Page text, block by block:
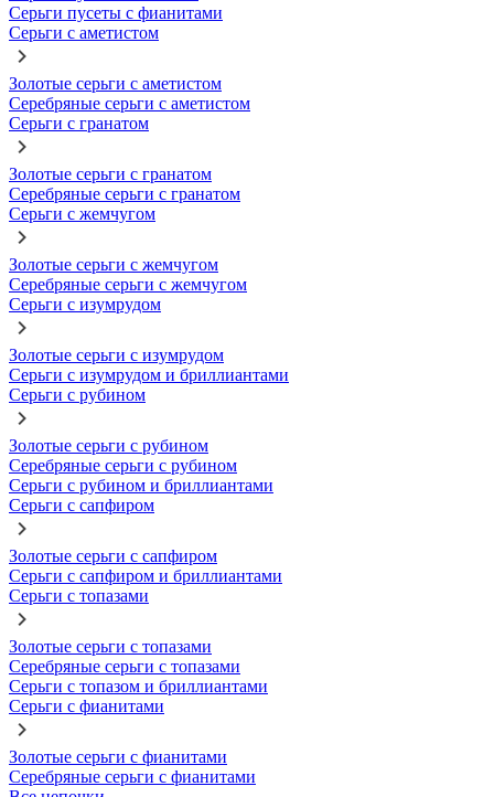
Серьги пусеты с фианитами
Серьги с аметистом
Золотые серьги с аметистом
Серебряные серьги с аметистом
Серьги с гранатом
Золотые серьги с гранатом
Серебряные серьги с гранатом
Серьги с жемчугом
Золотые серьги с жемчугом
Серебряные серьги с жемчугом
Серьги с изумрудом
Золотые серьги с изумрудом
Серьги с изумрудом и бриллиантами
Серьги с рубином
Золотые серьги с рубином
Серебряные серьги с рубином
Серьги с рубином и бриллиантами
Серьги с сапфиром
Золотые серьги с сапфиром
Серьги с сапфиром и бриллиантами
Серьги с топазами
Золотые серьги с топазами
Серебряные серьги с топазами
Серьги с топазом и бриллиантами
Серьги с фианитами
Золотые серьги с фианитами
Серебряные серьги с фианитами